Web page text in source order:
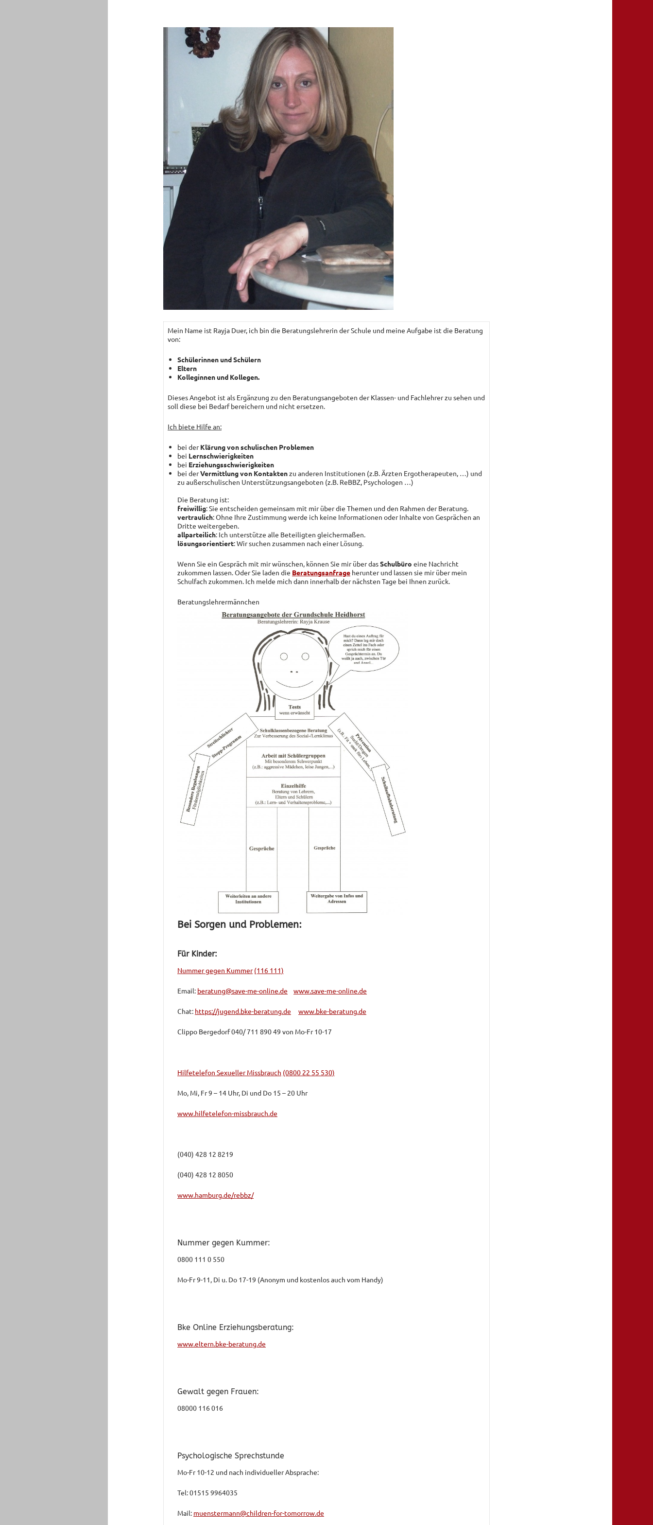
Mein Name ist Rayja Duer, ich bin die Beratungslehrerin der Schule und meine Aufgabe ist die Beratung
von:
Schülerinnen und Schülern
Eltern
Kolleginnen und Kollegen.
Dieses Angebot ist als Ergänzung zu den Beratungsangeboten der Klassen- und Fachlehrer zu sehen und
soll diese bei Bedarf bereichern und nicht ersetzen.
Ich biete Hilfe an:
bei derKlärung von schulischen Problemen
bei Lernschwierigkeiten
bei Erziehungsschwierigkeiten
bei derVermittlung von Kontaktenzu anderen Institutionen (z.B. Ärzten Ergotherapeuten, …) und
zu außerschulischen Unterstützungsangeboten (z.B. ReBBZ, Psychologen …)
Die Beratung ist:
freiwillig: Sie entscheiden gemeinsam mit mir über die Themen und den Rahmen der Beratung.
vertraulich: Ohne Ihre Zustimmung werde ich keine Informationen oder Inhalte von Gesprächen an
Dritte weitergeben.
allparteilich: Ich unterstütze alle Beteiligten gleichermaßen.
lösungsorientiert: Wir suchen zusammen nach einer Lösung.
Wenn Sie ein Gespräch mit mir wünschen, können Sie mir über dasSchulbüro eine Nachricht
zukommen lassen. Oder Sie laden die Beratungsanfrage herunter und lassen sie mir über mein
Schulfach zukommen. Ich melde mich dann innerhalb der nächsten Tage bei Ihnen zurück.
Beratungslehrermännchen
Bei Sorgen und Problemen:
Für Kinder:
Nummer gegen Kummer (116 111)
Email: beratung@save-me-online.de www.save-me-online.de
Chat: https://jugend.bke-beratung.de www.bke-beratung.de
Clippo Bergedorf 040/ 711 890 49 von Mo-Fr 10-17
Hilfetelefon Sexueller Missbrauch (0800 22 55 530)
Mo, Mi, Fr 9 – 14 Uhr, Di und Do 15 – 20 Uhr
www.hilfetelefon-missbrauch.de
(040) 428 12 8219
(040) 428 12 8050
www.hamburg.de/rebbz/
Nummer gegen Kummer:
0800 111 0 550
Mo-Fr 9-11, Di u. Do 17-19 (Anonym und kostenlos auch vom Handy)
Bke Online Erziehungsberatung:
www.eltern.bke-beratung.de
Gewalt gegen Frauen:
08000 116 016
Psychologische Sprechstunde
Mo-Fr 10-12 und nach individueller Absprache:
Tel: 01515 9964035
Mail: muenstermann@children-for-tomorrow.de